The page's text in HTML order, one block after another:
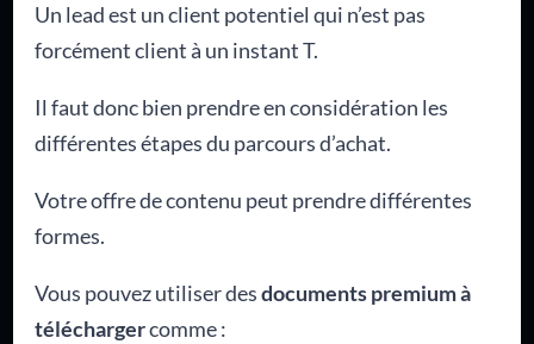
Un lead est un client potentiel qui n’est pas
forcément client à un instant T.
Il faut donc bien prendre en considération les
différentes étapes du parcours d’achat.
Votre offre de contenu peut prendre différentes
formes.
Vous pouvez utiliser desdocuments premium à
téléchargercomme :